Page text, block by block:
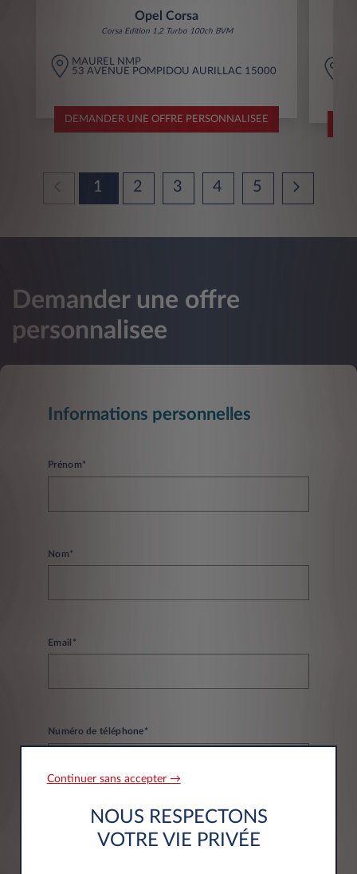
Opel Corsa
Corsa Edition 1.2 Turbo 100ch BVM
MAUREL NMP
53 AVENUE POMPIDOU AURILLAC 15000
DEMANDER UNE OFFRE PERSONNALISEE
1 2 3 4 5
Demander une offre
personnalisee
Informations personnelles
Prénom*
Nom*
Email*
Numéro de téléphone*
Continuer sans accepter →
NOUS RESPECTONS
VOTRE VIE PRIVÉE